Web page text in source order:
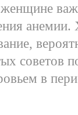
советов
в